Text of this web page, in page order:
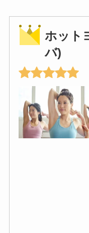
ホット
バ)